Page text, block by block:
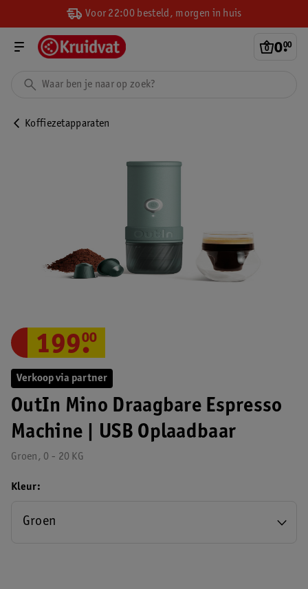
Voor 22:00 besteld, morgen in huis
0.
00
Koffiezetapparaten
Verkoop via partner
OutIn Mino Draagbare Espresso
Machine | USB Oplaadbaar
Groen, 0 - 20 KG
199.
00
Kleur
Groen